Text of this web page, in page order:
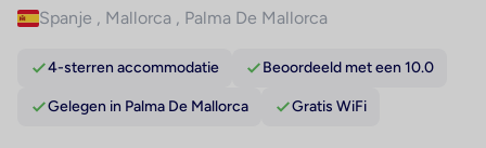
Spanje , Mallorca , Palma De Mallorca
4-sterren accommodatie Beoordeeld met een 10.0
Gelegen in Palma De Mallorca Gratis WiFi